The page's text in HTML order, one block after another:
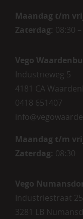
Maandag t/m
Zaterdag: 08:30
Vego
Industrieweg 5
4181 CA
0418 651407
Maandag t/m
Zaterdag: 08:30
Vego
Industriestraat 25
3281 LB